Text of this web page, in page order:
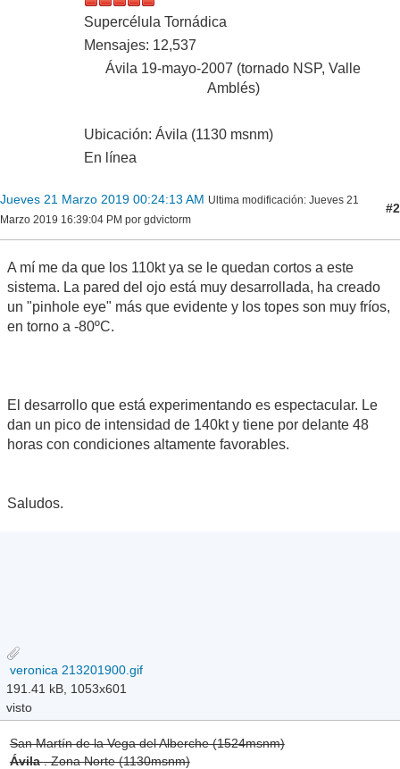
Supercélula Tornádica
Mensajes: 12,537
Ávila 19-mayo-2007 (tornado NSP, Valle
Amblés)
Ubicación: Ávila (1130 msnm)
En línea
Jueves 21 Marzo 2019 00:24:13 AM Ultima modificación: Jueves 21
Marzo 2019 16:39:04 PM por gdvictorm
#2
A mí me da que los 110kt ya se le quedan cortos a este
sistema. La pared del ojo está muy desarrollada, ha creado
un "pinhole eye" más que evidente y los topes son muy fríos,
en torno a -80ºC.
El desarrollo que está experimentando es espectacular. Le
dan un pico de intensidad de 140kt y tiene por delante 48
horas con condiciones altamente favorables.
Saludos.
veronica 213201900.gif
191.41 kB, 1053x601
visto
San Martín de la Vega del Alberche (1524msnm)
Ávila. Zona Norte (1130msnm)